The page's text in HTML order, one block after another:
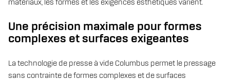
matériaux, les formes et les exigences esthétiques varient.
Une précision maximale pour formes
complexes et surfaces exigeantes
La technologie de presse à vide Columbus permet le pressage
sans contrainte de formes complexes et de surfaces